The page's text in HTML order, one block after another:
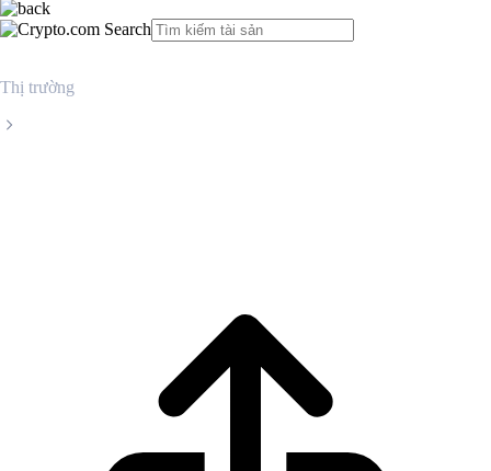
Thị trường